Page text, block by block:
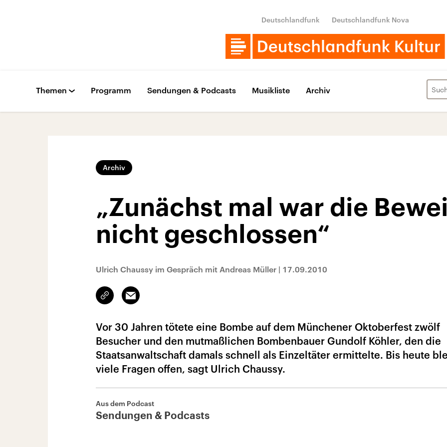
Deutschlandfunk Deutschlandfunk Nova
Themen Programm Sendungen & Podcasts Musikliste Archiv
Archiv
„Zunächst mal war die
nicht geschlossen“
Ulrich Chaussy im Gespräch mit Andreas Müller | 17.09.2010
Link
kopieren/teilen
Email
Vor 30 Jahren tötete eine Bombe auf dem Münchener Oktoberfest zwölf
Besucher und den mutmaßlichen Bombenbauer Gundolf Köhler, den die
Staatsanwaltschaft damals schnell als Einzeltäter ermittelte. Bis heute
viele Fragen offen, sagt Ulrich Chaussy.
Aus dem Podcast
Sendungen & Podcasts